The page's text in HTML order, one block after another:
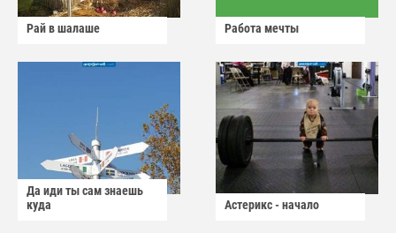
Рай в шалаше Работа мечты
Да иди ты сам знаешь
куда
Астерикс - начало